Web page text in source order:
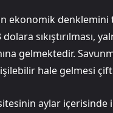
ekonomik denklemini
sıkıştırılması,
gelmektedir.
hale gelmesi
aylar içerisinde